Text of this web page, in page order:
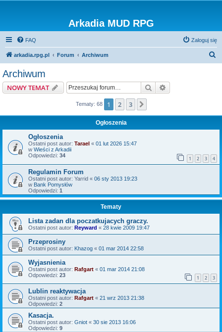
Arkadia MUD RPG
FAQ Zaloguj się
arkadia.rpg.pl Forum Archiwum
Archiwum
NOWY TEMAT Szukaj
Tematy: 68 1 2 3
Ogłoszenia
Ogłoszenia
Ostatni post autor: Tarael « 01 lut 2026 15:47
w Wieści z Arkadii
Odpowiedzi: 34 1 2 3 4
Regulamin Forum
Ostatni post autor: Yarrid « 06 sty 2013 19:23
w Bank Pomysłów
Odpowiedzi: 1
Tematy
Lista zadan dla poczatkujacych graczy.
Ostatni post autor: Reyward « 28 kwie 2009 19:47
Przeprosiny
Ostatni post autor: Khazog « 01 mar 2014 22:58
Wyjasnienia
Ostatni post autor: Rafgart « 01 mar 2014 21:08
Odpowiedzi: 23 1 2 3
Lublin reaktywacja
Ostatni post autor: Rafgart « 21 wrz 2013 21:38
Odpowiedzi: 2
Kasacja.
Ostatni post autor: Gniot « 30 sie 2013 16:06
Odpowiedzi: 9